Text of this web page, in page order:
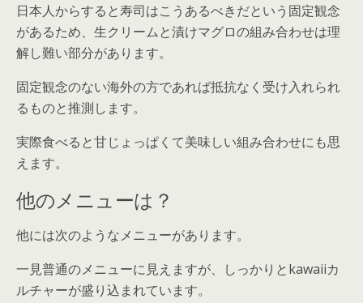
日本人からすると寿司はこうあるべきだという固定観念
があるため、生クリームと漬けマグロの組み合わせは理
解し難い部分があります。
固定観念のない海外の方であれば抵抗なく受け入れられ
るものと推測します。
実際食べると甘じょっぱくて美味しい組み合わせにも思
えます。
他のメニューは？
他には次のようなメニューがあります。
一見普通のメニューに見えますが、しっかりとkawaiiカ
ルチャーが盛り込まれています。